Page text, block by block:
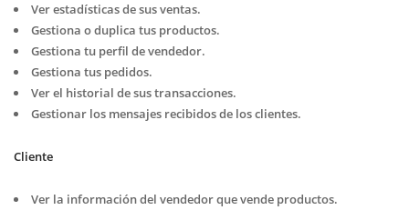
Ver estadísticas de sus ventas.
Gestiona o duplica tus productos.
Gestiona tu perfil de vendedor.
Gestiona tus pedidos.
Ver el historial de sus transacciones.
Gestionar los mensajes recibidos de los clientes.
Cliente
Ver la información del vendedor que vende productos.